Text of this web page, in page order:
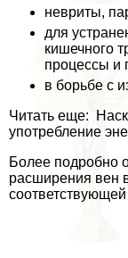
невриты,
для
кишечного
процессы и
в борьбе с
Читать еще:
употрeбление
Более подробно
расширения вен